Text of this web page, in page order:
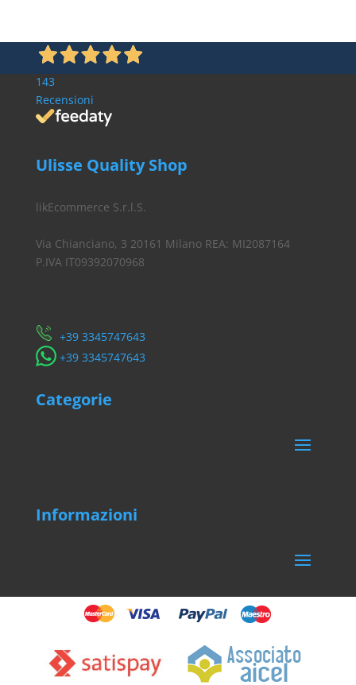
143
Recensioni
Ulisse Quality Shop
likEcommerce S.r.l.S.
Via Chianciano, 3 20161 Milano REA: MI2087164
P.IVA IT09392070968
​+39 3345747643
​+39 3345747643
Categorie
Informazioni